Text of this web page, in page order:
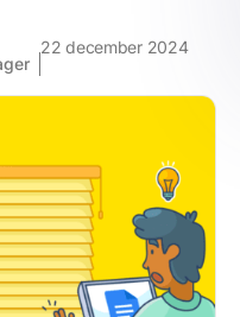
22 december 2024